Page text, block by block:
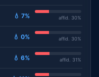
💧 7% affid. 30%
💧 0% affid. 30%
💧 6% affid. 31%